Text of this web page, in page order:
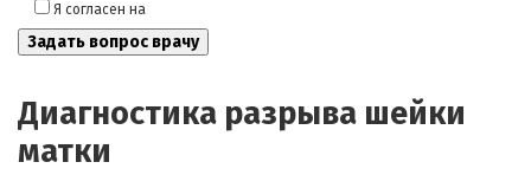
Я согласен на
Диагностика разрыва шейки
матки